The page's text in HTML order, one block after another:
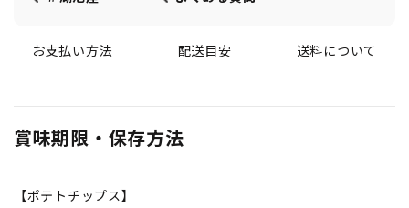
お支払い方法 配送目安 送料について
賞味期限・保存方法
【ポテトチップス】